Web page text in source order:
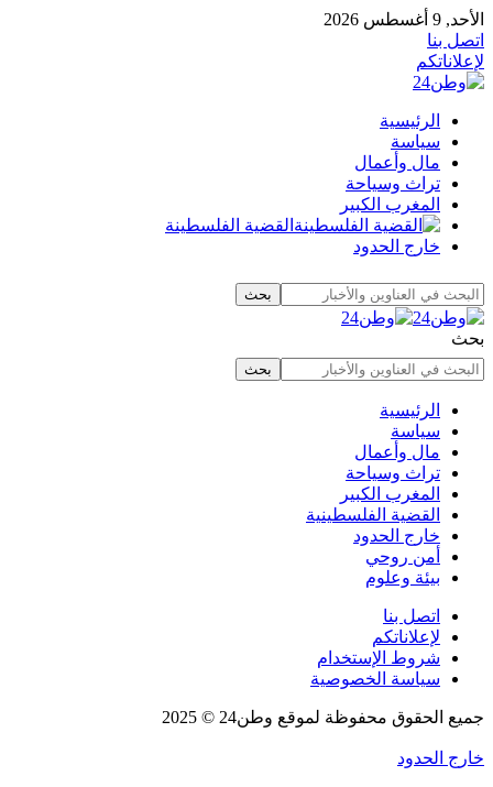
الأحد, 9 أغسطس 2026
اتصل بنا
لإعلاناتكم
الرئيسية
سياسة
مال وأعمال
تراث وسياحة
المغرب الكبير
القضية الفلسطينة
خارج الحدود
بحث
الرئيسية
سياسة
مال وأعمال
تراث وسياحة
المغرب الكبير
القضية الفلسطينية
خارج الحدود
أمن روحي
بيئة وعلوم
اتصل بنا
لإعلاناتكم
شروط الإستخدام
سياسة الخصوصية
جميع الحقوق محفوظة لموقع وطن24 © 2025
خارج الحدود